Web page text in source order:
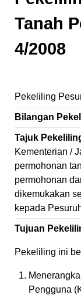
Tanah
4/2008
Pekeliling
Bilangan
Tajuk
Kementerian /
permohonan
permohonan
dikemukakan
kepada
Tujuan
Pekeliling ini
Pengguna